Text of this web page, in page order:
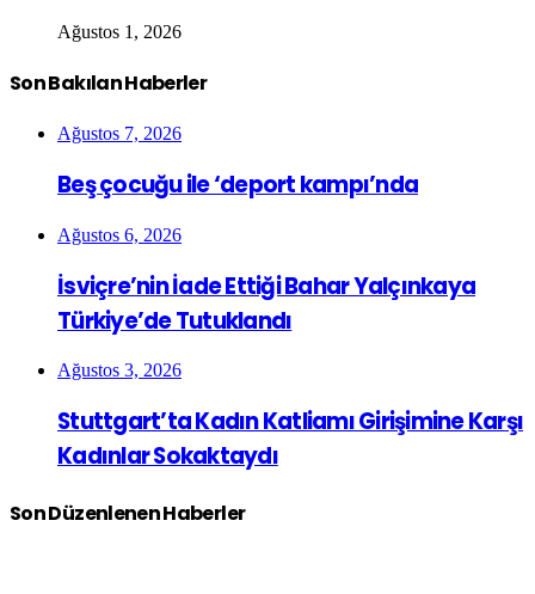
Ağustos 1, 2026
Son Bakılan Haberler
Ağustos 7, 2026
Beş çocuğu ile ‘deport kampı’nda
Ağustos 6, 2026
İsviçre’nin İade Ettiği Bahar Yalçınkaya
Türkiye’de Tutuklandı
Ağustos 3, 2026
Stuttgart’ta Kadın Katliamı Girişimine Karşı
Kadınlar Sokaktaydı
Son Düzenlenen Haberler